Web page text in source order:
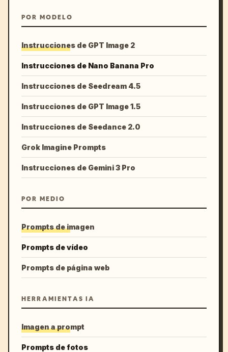
POR MODELO
Instrucciones de GPT Image 2
Instrucciones de Nano Banana Pro
Instrucciones de Seedream 4.5
Instrucciones de GPT Image 1.5
Instrucciones de Seedance 2.0
Grok Imagine Prompts
Instrucciones de Gemini 3 Pro
POR MEDIO
Prompts de imagen
Prompts de vídeo
Prompts de página web
HERRAMIENTAS IA
Imagen a prompt
Prompts de fotos